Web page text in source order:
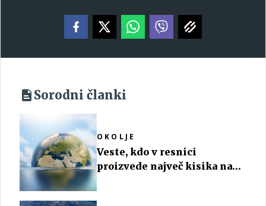
Sorodni članki
OKOLJE
Veste, kdo v resnici
proizvede največ kisika na